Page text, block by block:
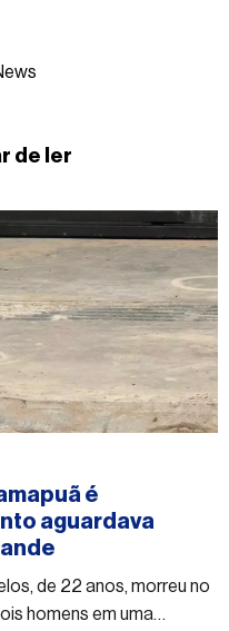
de ler
é
aguardava
de 22 anos, morreu no
homens em uma